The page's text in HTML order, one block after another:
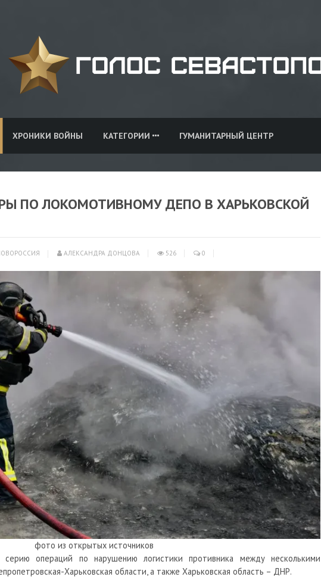
ХРОНИКИ ВОЙНЫ КАТЕГОРИИ ГУМАНИТАРНЫЙ ЦЕНТР
ПО ЛОКОМОТИВНОМУ ДЕПО В ХАРЬКОВСКОЙ
АЛЕКСАНДРА ДОНЦОВА 526 0
фото из открытых источников
серию операций по нарушению логистики противника между несколькими
Харьковская области, а также Харьковская область – ДНР.